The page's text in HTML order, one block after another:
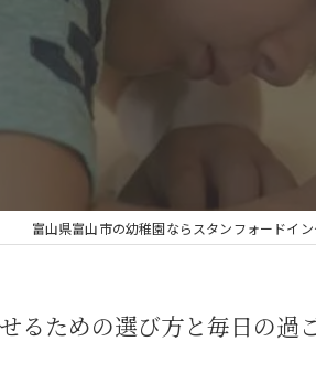
富山県富山市の幼稚園ならスタンフォードイン
るための選び方と毎日の過